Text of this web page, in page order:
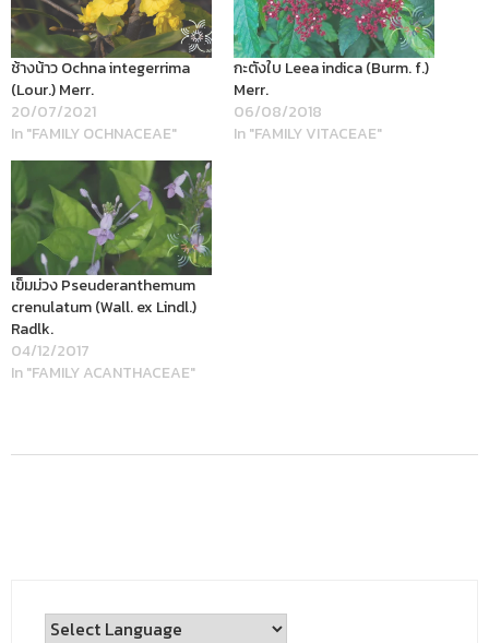
ช้างน้าว Ochna integerrima
(Lour.) Merr.
20/07/2021
In "FAMILY OCHNACEAE"
กะตังใบ Leea indica (Burm. f.)
Merr.
06/08/2018
In "FAMILY VITACEAE"
เข็มม่วง Pseuderanthemum
crenulatum (Wall. ex Lindl.)
Radlk.
04/12/2017
In "FAMILY ACANTHACEAE"